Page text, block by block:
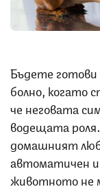
Бъдете готови
болно, когато
че неговата
водещата
домашният
автоматичен
животното не